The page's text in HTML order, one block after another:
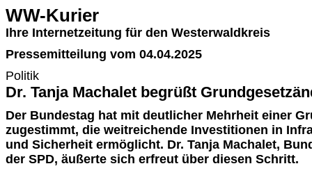
WW-Kurier
Ihre Internetzeitung für den Westerwaldkreis
Pressemitteilung vom 04.04.2025
Politik
Dr. Tanja Machalet begrüßt
Der Bundestag hat mit deutlicher Mehrheit einer
zugestimmt, die weitreichende Investitionen in
und Sicherheit ermöglicht. Dr. Tanja Machalet,
der SPD, äußerte sich erfreut über diesen Schritt.